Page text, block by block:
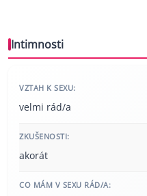
Intimnosti
VZTAH K SEXU:
velmi rád/a
ZKUŠENOSTI:
akorát
CO MÁM V SEXU RÁD/A: